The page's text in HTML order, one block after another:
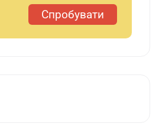
Спробувати